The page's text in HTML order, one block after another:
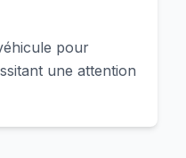
pour
une attention